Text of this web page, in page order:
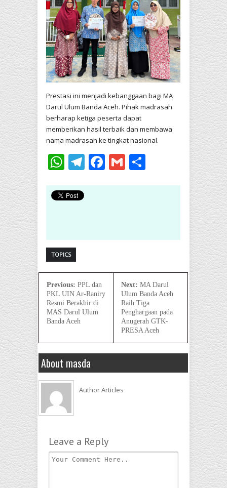
Prestasi ini menjadi kebanggaan bagi MA
Darul Ulum Banda Aceh. Pihak madrasah
berharap ketiga peserta dapat
memberikan hasil terbaik dan membawa
nama madrasah ke tingkat nasional.
WhatsApp
Telegram
Facebook
Gmail
TOPICS
Previous: PPL dan
PKL UIN Ar-Raniry
Resmi Berakhir di
MAS Darul Ulum
Banda Aceh
Next: MA Darul
Ulum Banda Aceh
Raih Tiga
Penghargaan pada
Anugerah GTK-
PRESA Aceh
About masda
Author Articles
Leave a Reply